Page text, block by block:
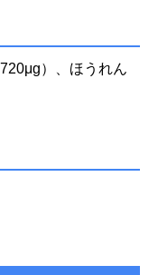
）、ほうれん